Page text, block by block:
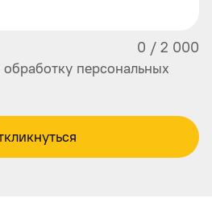
0 / 2 000
обработку персональных